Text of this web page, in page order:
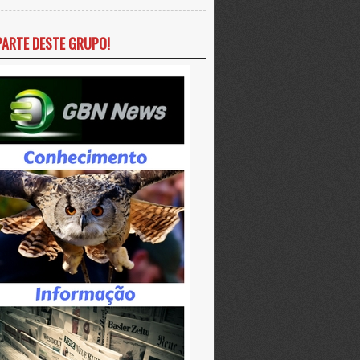
DESTE GRUPO!